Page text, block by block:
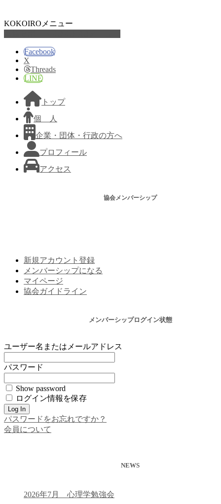
KOKOIROメニュー
Facebook
X
Threads
LINE
トップ
個 人
企業・団体・行政の方へ
プロフィール
アクセス
協会メンバーシップ
新規アカウント登録
メンバーシップになる
マイページ
協会ガイドライン
メンバーシップログイン状態
ユーザー名またはメールアドレス
パスワード
Show password
ログイン情報を保存
パスワードをお忘れですか？
会員について
NEWS
2026年7月 心理学勉強会